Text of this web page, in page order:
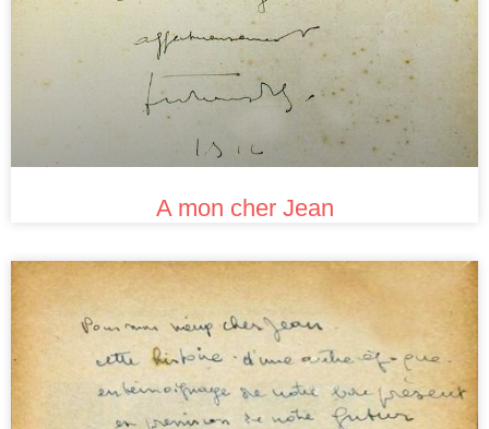
A mon cher Jean